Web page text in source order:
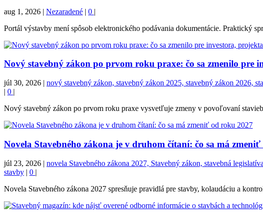
aug 1, 2026 | Nezaradené | 0 |
Portál výstavby mení spôsob elektronického podávania dokumentácie. Praktický
Nový stavebný zákon po prvom roku praxe: čo sa zmenilo pre
júl 30, 2026 | nový stavebný zákon, stavebný zákon 2025, stavebný zákon 2026,
| 0 |
Nový stavebný zákon po prvom roku praxe vysvetľuje zmeny v povoľovaní
Novela Stavebného zákona je v druhom čítaní: čo sa má
júl 23, 2026 | novela Stavebného zákona 2027, Stavebný zákon, stavebná
stavby | 0 |
Novela Stavebného zákona 2027 spresňuje pravidlá pre stavby, kolaudáciu a